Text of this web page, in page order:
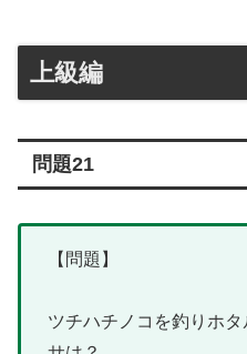
上級編
問題21
【問題】
ツチハチノコを釣りホ